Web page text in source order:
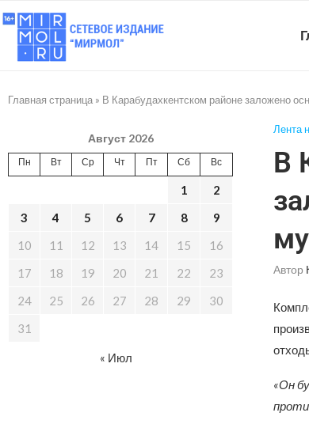
Главная страница » В Карабудахкентском районе заложено
Лента
В
Автор
«Он
Август 2026
Пн Вт Ср Чт Пт Сб Вс
1
2
3
4 5 6 7 8
9
10
11 12 13 14 15
16
17
18 19 20 21 22
23
24
25 26 27 28 29
30
31
« Июл